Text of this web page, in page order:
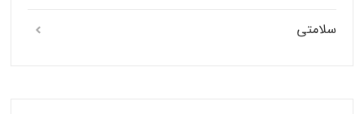
سلامتی